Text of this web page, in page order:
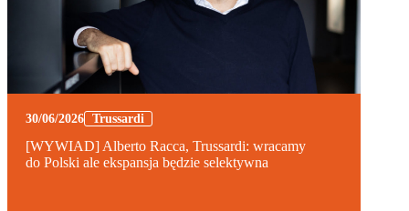
30/06/2026 Trussardi
[WYWIAD] Alberto Racca, Trussardi: wracamy
do Polski ale ekspansja będzie selektywna